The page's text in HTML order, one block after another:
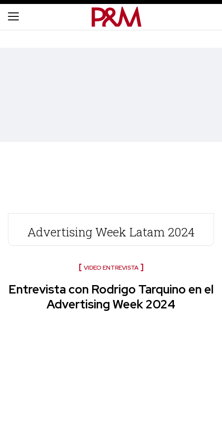
Advertising Week Latam 2024
VIDEO ENTREVISTA
Entrevista con Rodrigo Tarquino en el
Advertising Week 2024